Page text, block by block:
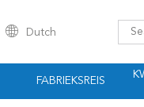
Dutch
FABRIEKSREIS